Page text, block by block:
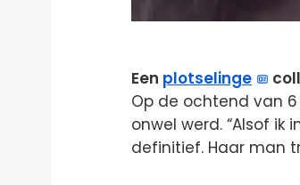
Een plotselinge
Op de ochtend van
onwel werd. “Alsof ik
definitief. Haar man